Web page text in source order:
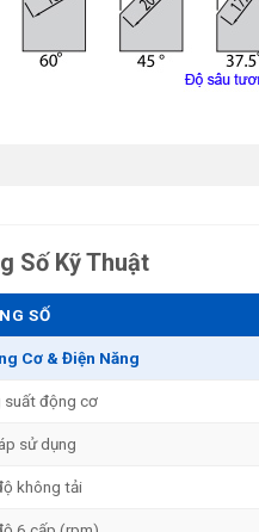
Số Kỹ Thuật
SỐ
Cơ & Điện Năng
suất động cơ
sử dụng
không tải